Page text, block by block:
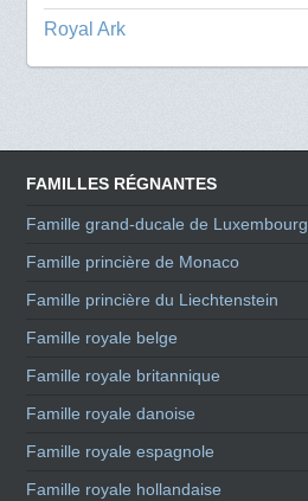
Royal Ark
FAMILLES RÉGNANTES
Famille grand-ducale de Luxembourg
Famille princière de Monaco
Famille princière du Liechtenstein
Famille royale belge
Famille royale britannique
Famille royale danoise
Famille royale espagnole
Famille royale hollandaise